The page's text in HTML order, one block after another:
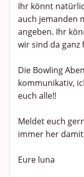
Ihr könnt
auch jemanden
angeben. Ihr
wir sind da ganz
Die Bowling
kommunikativ,
euch alle!!
Meldet euch
immer her
Eure luna